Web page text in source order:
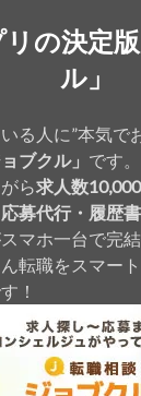
の決定
ル」
る人に”本気で
ョブクル」 です
ら求人数
募代行・履歴
マホ一台で完
転職をスマー
！